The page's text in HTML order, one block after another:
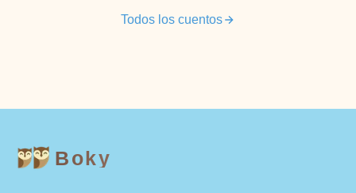
Todos los cuentos
Boky